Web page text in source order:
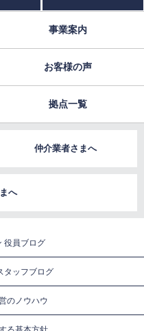
事業案内
お客様の声
拠点一覧
仲介業者さまへ
へ
役員ブログ
タッフブログ
のノウハウ